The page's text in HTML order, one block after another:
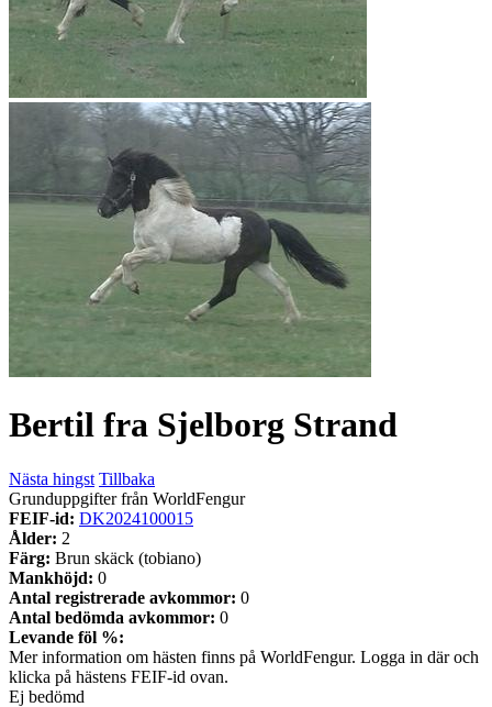
Bertil fra Sjelborg Strand
Nästa hingst Tillbaka
Grunduppgifter från WorldFengur
FEIF-id: DK2024100015
Ålder: 2
Färg: Brun skäck (tobiano)
Mankhöjd: 0
Antal registrerade avkommor: 0
Antal bedömda avkommor: 0
Levande föl %:
Mer information om hästen finns på WorldFengur. Logga in där och
klicka på hästens FEIF-id ovan.
Ej bedömd